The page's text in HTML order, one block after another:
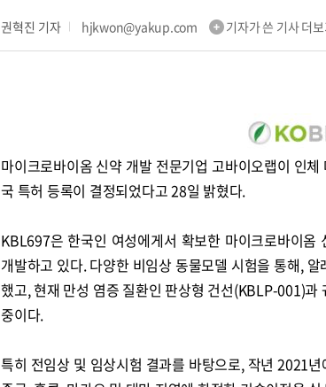
권혁진 기자 hjkwon@yakup.com 기자가 쓴 기사 더보
마이크로바이옴 신약 개발 전문기업 고바이오랩이 인
국 특허 등록이 결정되었다고 28일 밝혔다.
KBL697은 한국인 여성에게서 확보한 마이크로바이
개발하고 있다. 다양한 비임상 동물모델 시험을 통해,
했고, 현재 만성 염증 질환인 판상형 건선(KBLP-001)
중이다.
특히 전임상 및 임상시험 결과를 바탕으로, 작년